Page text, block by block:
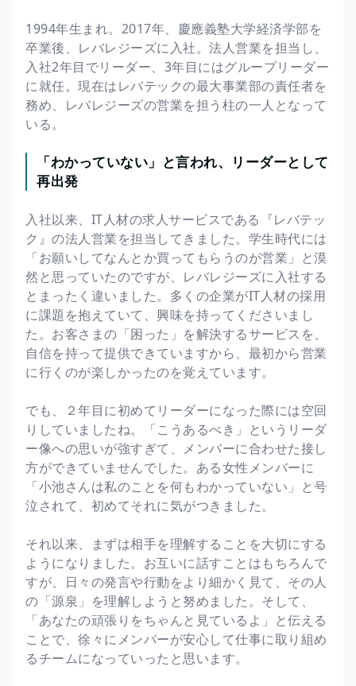
1994年生まれ。2017年、慶應義塾大学経済学部を
卒業後、レバレジーズに入社。法人営業を担当し、
入社2年目でリーダー、3年目にはグループリーダー
に就任。現在はレバテックの最大事業部の責任者を
務め、レバレジーズの営業を担う柱の一人となって
いる。
「わかっていない」と言われ、リーダーとして
再出発
入社以来、IT人材の求人サービスである『レバテッ
ク』の法人営業を担当してきました。学生時代には
「お願いしてなんとか買ってもらうのが営業」と漠
然と思っていたのですが、レバレジーズに入社する
とまったく違いました。多くの企業がIT人材の採用
に課題を抱えていて、興味を持ってくださいまし
た。お客さまの「困った」を解決するサービスを、
自信を持って提供できていますから、最初から営業
に行くのが楽しかったのを覚えています。
でも、２年目に初めてリーダーになった際には空回
りしていましたね。「こうあるべき」というリーダ
ー像への思いが強すぎて、メンバーに合わせた接し
方ができていませんでした。ある女性メンバーに
「小池さんは私のことを何もわかっていない」と号
泣されて、初めてそれに気がつきました。
それ以来、まずは相手を理解することを大切にする
ようになりました。お互いに話すことはもちろんで
すが、日々の発言や行動をより細かく見て、その人
の「源泉」を理解しようと努めました。そして、
「あなたの頑張りをちゃんと見ているよ」と伝える
ことで、徐々にメンバーが安心して仕事に取り組め
るチームになっていったと思います。